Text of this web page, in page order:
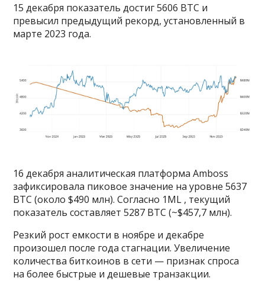
15 декабря показатель достиг 5606 BTC и
превысил предыдущий рекорд, установленный в
марте 2023 года.
16 декабря аналитическая платформа Amboss
зафиксировала пиковое значение на уровне 5637
BTC (около $490 млн). Согласно 1ML , текущий
показатель составляет 5287 BTC (~$457,7 млн).
Резкий рост емкости в ноябре и декабре
произошел после года стагнации. Увеличение
количества биткоинов в сети — признак спроса
на более быстрые и дешевые транзакции.